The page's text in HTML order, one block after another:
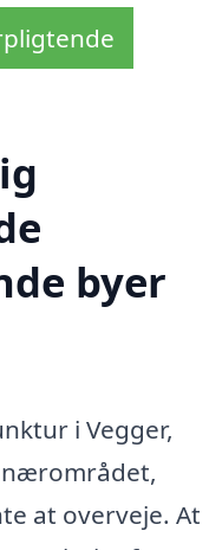
byer
i Vegger,
at overveje. At